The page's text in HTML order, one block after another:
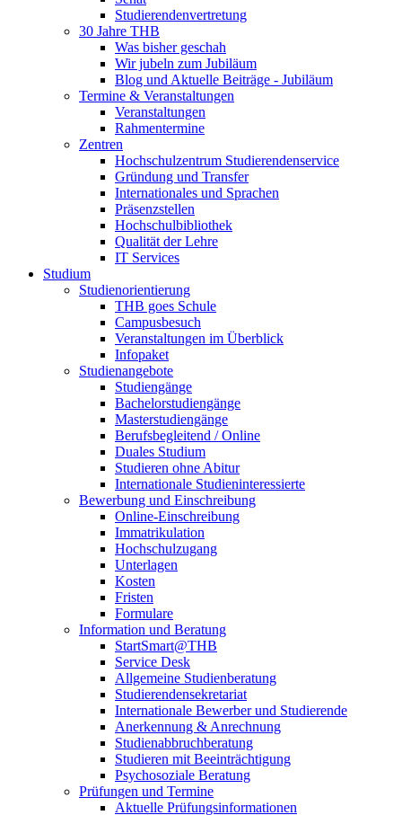
Studierendenvertretung
30 Jahre THB
Was bisher geschah
Wir jubeln zum Jubiläum
Blog und Aktuelle Beiträge - Jubiläum
Termine & Veranstaltungen
Veranstaltungen
Rahmentermine
Zentren
Hochschulzentrum Studierendenservice
Gründung und Transfer
Internationales und Sprachen
Präsenzstellen
Hochschulbibliothek
Qualität der Lehre
IT Services
Studium
Studienorientierung
THB goes Schule
Campusbesuch
Veranstaltungen im Überblick
Infopaket
Studienangebote
Studiengänge
Bachelorstudiengänge
Masterstudiengänge
Berufsbegleitend / Online
Duales Studium
Studieren ohne Abitur
Internationale Studieninteressierte
Bewerbung und Einschreibung
Online-Einschreibung
Immatrikulation
Hochschulzugang
Unterlagen
Kosten
Fristen
Formulare
Information und Beratung
StartSmart@THB
Service Desk
Allgemeine Studienberatung
Studierendensekretariat
Internationale Bewerber und Studierende
Anerkennung & Anrechnung
Studienabbruchberatung
Studieren mit Beeinträchtigung
Psychosoziale Beratung
Prüfungen und Termine
Aktuelle Prüfungsinformationen